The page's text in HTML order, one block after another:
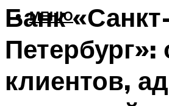
МЕНЮ
Банк
клиентов,